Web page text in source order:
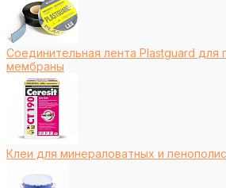
Соединительная лента Plastguard для
мембраны
Клеи для минераловатных и